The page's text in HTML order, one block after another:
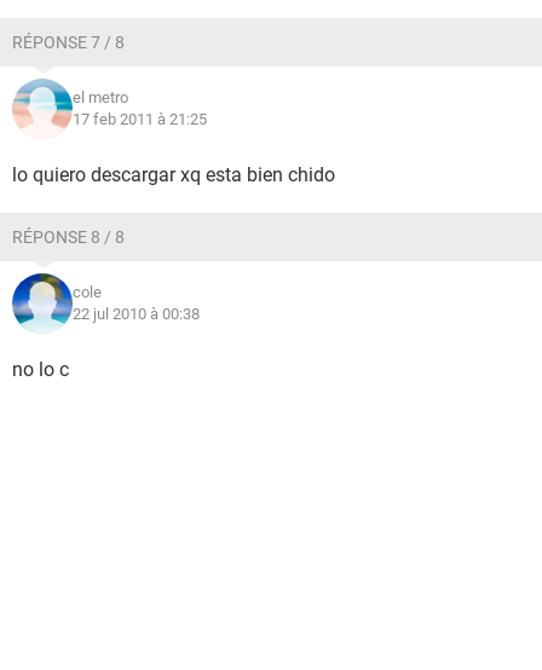
RÉPONSE 7 / 8
el metro
17 feb 2011 à 21:25
lo quiero descargar xq esta bien chido
RÉPONSE 8 / 8
cole
22 jul 2010 à 00:38
no lo c